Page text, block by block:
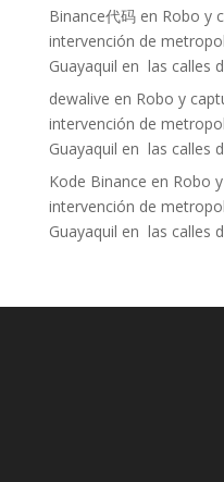
Binance代码en Robo y
intervención de
Guayaquil en las calles
dewalive en Robo y
intervención de
Guayaquil en las calles
Kode Binance en Robo
intervención de
Guayaquil en las calles